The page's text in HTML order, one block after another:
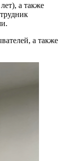
а также
а также